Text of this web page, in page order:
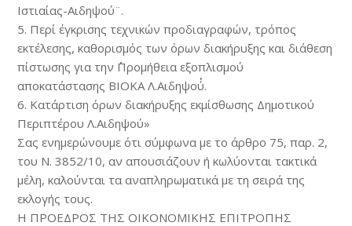
Ιστιαίας-Αιδηψού¨.
5. Περί έγκρισης τεχνικών προδιαγραφών, τρόπος
εκτέλεσης, καθορισμός των όρων διακήρυξης και διάθεση
πίστωσης για την ΄΄Προμήθεια εξοπλισμού
αποκατάστασης ΒΙΟΚΑ Λ.Αιδηψού΄΄.
6. Κατάρτιση όρων διακήρυξης εκμίσθωσης Δημοτικού
Περιπτέρου Λ.Αιδηψού»
Σας ενημερώνουμε ότι σύμφωνα με το άρθρο 75, παρ. 2,
του N. 3852/10, αν απουσιάζουν ή κωλύονται τακτικά
μέλη, καλούνται τα αναπληρωματικά με τη σειρά της
εκλογής τους.
Η ΠΡΟΕΔΡΟΣ ΤΗΣ ΟΙΚΟΝΟΜΙΚΗΣ ΕΠΙΤΡΟΠΗΣ